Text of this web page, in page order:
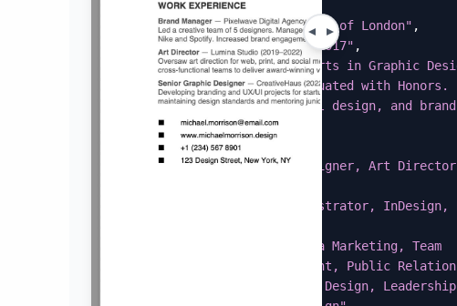
"education": {
"institution": "University of London" ,
"years_attended": "2013–2017" ,
"degree": "Bachelor of Arts in Graphic
"additional_info": "Graduated with Honors.
visual communication, digital design, and brand
development."
"job_titles": "Graphic Designer, Art
"Adobe Illustrator, InDesign,
"Social Media Marketing, Team
Collaboration, Time Management, Public
"Graphic Design,